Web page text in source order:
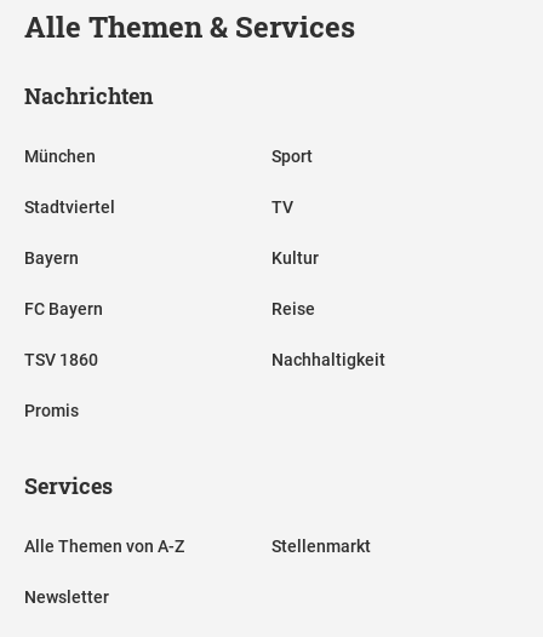
Alle Themen & Services
Nachrichten
München
Stadtviertel
Bayern
FC Bayern
TSV 1860
Promis
Sport
TV
Kultur
Reise
Nachhaltigkeit
Services
Alle Themen von A-Z
Newsletter
Stellenmarkt